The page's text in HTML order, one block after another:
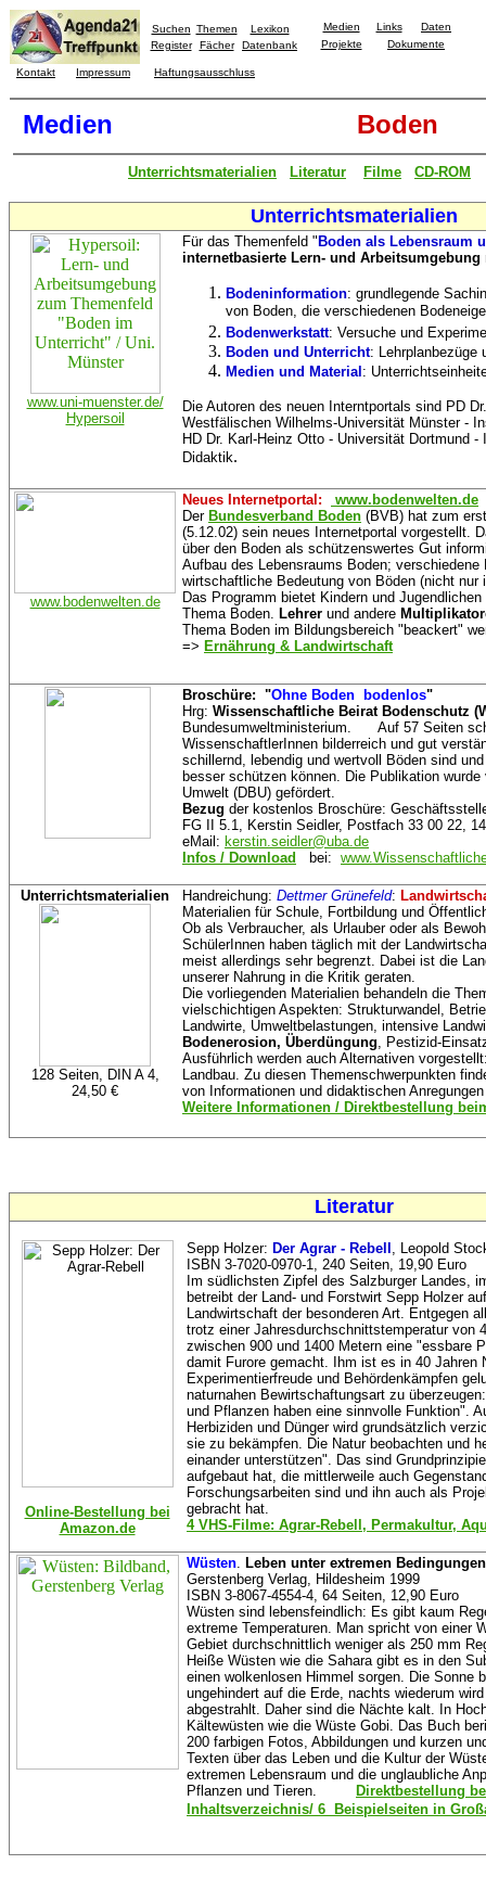
Suchen Themen
Lexikon
Register
Fächer Datenbank
Medien Links
Daten
Projekte
Dokumente
Kontakt Impressum Haftungsausschluss
Medien Boden
Unterrichtsmaterialien Literatur Filme CD-ROM
Unterrichtsmaterialien
www.uni-muenster.de/
Hypersoil
Für das Themenfeld " Boden als Lebensraum
internetbasierte Lern- und Arbeitsumgebung
Bodeninformation: grundlegende
von Boden, die verschiedenen
Bodenwerkstatt: Versuche und
Boden und Unterricht: Lehrplanbezüge
Medien und Material :
Die Autoren des neuen Interntportals sind PD
Westfälischen Wilhelms-Universität Münster -
HD Dr. Karl-Heinz Otto - Universität Dortmund
Didaktik.
www.bodenwelten.de
Neues Internetportal:
www.bodenwelten.de
Der Bundesverband Boden (BVB) hat zum
(5.12.02) sein neues Internetportal vorgestellt.
über den Boden als schützenswertes Gut
Aufbau des Lebensraums Boden; verschiedene
wirtschaftliche Bedeutung von Böden (nicht nur
Das Programm bietet Kindern und
Thema Boden. Lehrer und andere
Thema Boden im Bildungsbereich "beackert"
=> Ernährung & Landwirtschaft
Broschüre: "Ohne Boden ­ bodenlos"
Hrg: Wissenschaftliche Beirat Bodenschutz
Bundesumweltministerium. Auf 57 Seiten
WissenschaftlerInnen bilderreich und gut
schillernd, lebendig und wertvoll Böden sind
besser schützen können. Die Publikation
Umwelt (DBU) gefördert.
Bezug der kostenlos Broschüre:
FG II 5.1, Kerstin Seidler, Postfach 33 00 22,
eMail: kerstin.seidler@uba.de
Infos / Download
bei:
Unterrichtsmaterialien
128 Seiten, DIN A 4,
24,50 €
Handreichung: Dettmer Grünefeld:
Materialien für Schule, Fortbildung und
Ob als Verbraucher, als Urlauber oder als
SchülerInnen haben täglich mit der
meist allerdings sehr begrenzt. Dabei ist die
unserer Nahrung in die Kritik geraten.
Die vorliegenden Materialien behandeln die
vielschichtigen Aspekten: Strukturwandel,
Landwirte, Umweltbelastungen, intensive
Bodenerosion, Überdüngung, Pestizid-
Ausführlich werden auch Alternativen
Landbau. Zu diesen Themenschwerpunkten
von Informationen und didaktischen
Weitere Informationen / Direktbestellung
Literatur
Online-Bestellung bei
Amazon.de
Sepp Holzer: Der Agrar - Rebell , Leopold
ISBN 3-7020-0970-1, 240 Seiten, 19,90 Euro
Im südlichsten Zipfel des Salzburger Landes,
betreibt der Land- und Forstwirt Sepp Holzer
Landwirtschaft der besonderen Art. Entgegen
trotz einer Jahresdurchschnittstemperatur von
zwischen 900 und 1400 Metern eine "essbare
damit Furore gemacht. Ihm ist es in 40 Jahren
Experimentierfreude und Behördenkämpfen
naturnahen Bewirtschaftungsart zu
und Pflanzen haben eine sinnvolle Funktion".
Herbiziden und Dünger wird grundsätzlich
sie zu bekämpfen. Die Natur beobachten und
einander unterstützen". Das sind
aufgebaut hat, die mittlerweile auch
Forschungsarbeiten sind und ihn auch als
gebracht hat.
4 VHS-Filme: Agrar-Rebell, Permakultur,
Wüsten. Leben unter extremen Bedingungen
Gerstenberg Verlag, Hildesheim 1999
ISBN 3-8067-4554-4, 64 Seiten, 12,90 Euro
Wüsten sind lebensfeindlich: Es gibt kaum
extreme Temperaturen. Man spricht von einer
Gebiet durchschnittlich weniger als 250 mm
Heiße Wüsten wie die Sahara gibt es in den
einen wolkenlosen Himmel sorgen. Die Sonne
ungehindert auf die Erde, nachts wiederum
abgestrahlt. Daher sind die Nächte kalt. In
Kältewüsten wie die Wüste Gobi. Das Buch
200 farbigen Fotos, Abbildungen und kurzen
Texten über das Leben und die Kultur der
extremen Lebensraum und die unglaubliche
Pflanzen und Tieren.
Direktbestellung
Inhaltsverzeichnis/ 6 Beispielseiten in